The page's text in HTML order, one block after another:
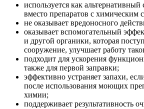
используется как
вместо препаратов с химическим
не оказывает вредоносного
оказывает вспомогательный
и другой органики, которая
сооружение, улучшает работу
подходит для ускорения
также для первой заправки;
эффективно устраняет запахи,
после использования моющих
химии;
поддерживает результативность